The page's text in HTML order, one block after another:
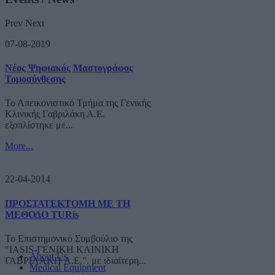
Prev Next
07-08-2019
Νέος Ψηφιακός Μαστογράφος
Τομοσύνθεσης
Το Απεικονιστικό Τμήμα της Γενικής
Κλινικής Γαβριλάκη Α.Ε.
εξοπλίστηκε με...
More...
22-04-2014
ΠΡΟΣΤΑΤΕΚΤΟΜΗ ΜΕ ΤΗ
ΜΕΘΟΔΟ TURis
Το Επιστημονικό Συμβούλιο της
"IASIS-ΓΕΝΙΚΗ ΚΛΙΝΙΚΗ
ΓΑΒΡΙΛΑΚΗ A.E.", με ιδιαίτερη...
About Us
Medical Equipment